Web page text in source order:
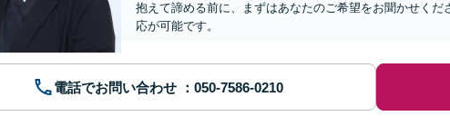
抱えて諦める前に、まずはあなたのご希望をお聞かせく
応が可能です。
電話でお問い合わせ